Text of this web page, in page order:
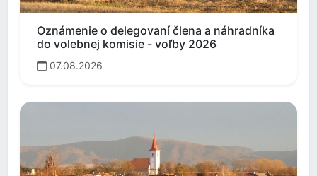
Oznámenie o delegovaní člena a náhradníka
do volebnej komisie - voľby 2026
07.08.2026